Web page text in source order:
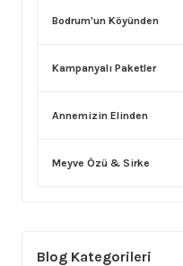
Bodrum'un Köyünden
Kampanyalı Paketler
Annemizin Elinden
Meyve Özü & Sirke
Blog Kategorileri